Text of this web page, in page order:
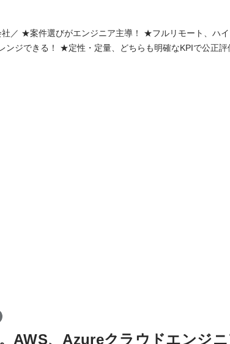
社／ ★案件選びがエンジニア主導！ ★フルリモート、ハ
きる！ ★定性・定量、どちらも明確なKPIで公正評価！ 私たちが大
AWS、Azureクラウドエンジ